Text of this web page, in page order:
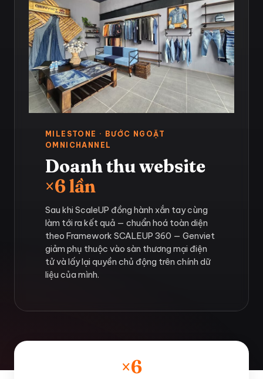
MILESTONE · BƯỚC NGOẶT
OMNICHANNEL
Doanh thu website
×6 lần
Sau khi ScaleUP đồng hành xắn tay cùng
làm tới ra kết quả — chuẩn hoá toàn diện
theo Framework SCALEUP 360 — Genviet
giảm phụ thuộc vào sàn thương mại điện
tử và lấy lại quyền chủ động trên chính dữ
liệu của mình.
×6